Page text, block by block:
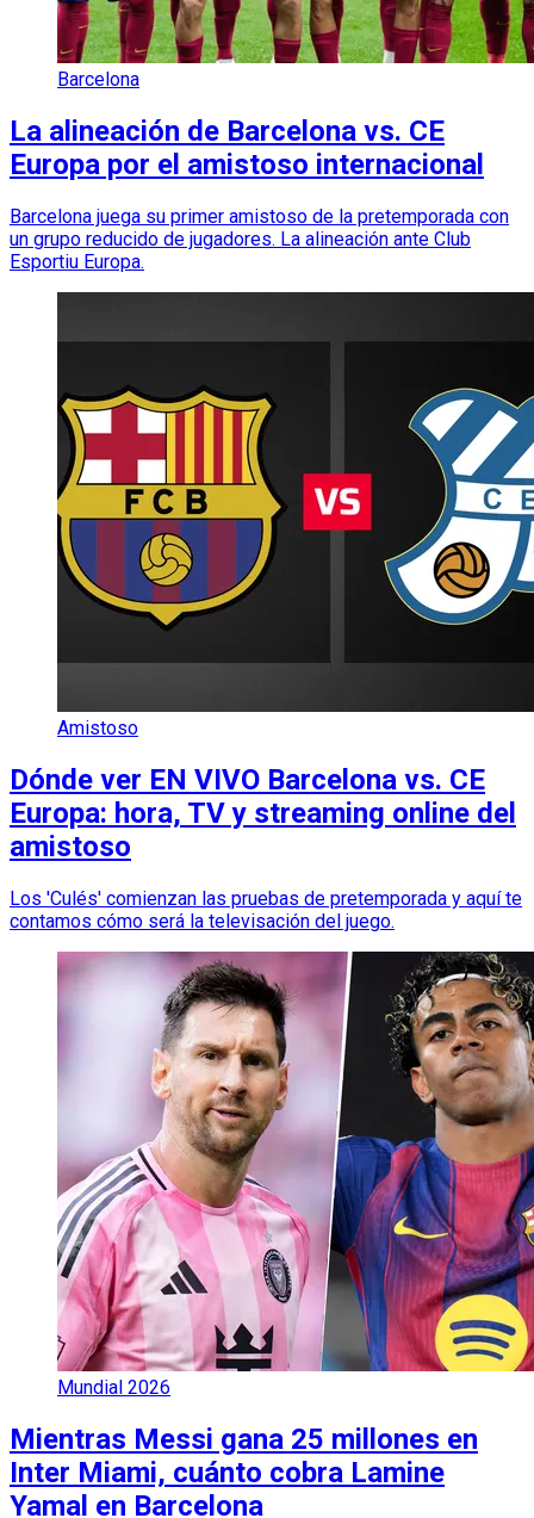
Barcelona
La alineación de Barcelona vs. CE
Europa por el amistoso internacional
Barcelona juega su primer amistoso de la pretemporada con
un grupo reducido de jugadores. La alineación ante Club
Esportiu Europa.
Amistoso
Dónde ver EN VIVO Barcelona vs. CE
Europa: hora, TV y streaming online del
amistoso
Los 'Culés' comienzan las pruebas de pretemporada y aquí te
contamos cómo será la televisación del juego.
Mundial 2026
Mientras Messi gana 25 millones en
Inter Miami, cuánto cobra Lamine
Yamal en Barcelona